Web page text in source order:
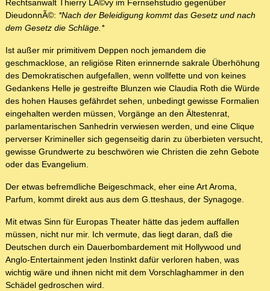
Rechtsanwalt Thierry LÃ©vy im Fernsehstudio gegenüber
DieudonnÃ©: *Nach der Beleidigung kommt das Gesetz und nach
dem Gesetz die Schläge.*
Ist außer mir primitivem Deppen noch jemandem die
geschmacklose, an religiöse Riten erinnernde sakrale Überhöhung
des Demokratischen aufgefallen, wenn vollfette und von keines
Gedankens Helle je gestreifte Blunzen wie Claudia Roth die Würde
des hohen Hauses gefährdet sehen, unbedingt gewisse Formalien
eingehalten werden müssen, Vorgänge an den Ältestenrat,
parlamentarischen Sanhedrin verwiesen werden, und eine Clique
perverser Krimineller sich gegenseitig darin zu überbieten versucht,
gewisse Grundwerte zu beschwören wie Christen die zehn Gebote
oder das Evangelium.
Der etwas befremdliche Beigeschmack, eher eine Art Aroma,
Parfum, kommt direkt aus aus dem G.tteshaus, der Synagoge.
Mit etwas Sinn für Europas Theater hätte das jedem auffallen
müssen, nicht nur mir. Ich vermute, das liegt daran, daß die
Deutschen durch ein Dauerbombardement mit Hollywood und
Anglo-Entertainment jeden Instinkt dafür verloren haben, was
wichtig wäre und ihnen nicht mit dem Vorschlaghammer in den
Schädel gedroschen wird.